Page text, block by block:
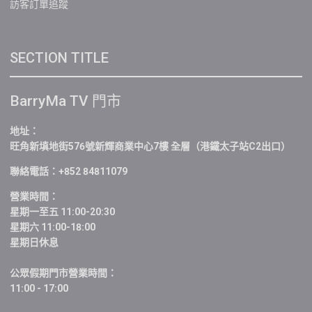
訪客訂單追蹤
SECTION TITLE
BarryMa TV 門市
地址：
旺角新填地街576號新輝商業中心7樓 全層（港鐵太子站C2出口）
聯絡電話：+852 84811079
營業時間：
星期一至五 11:00-20:30
星期六 11:00-18:00
星期日休息
公眾假期門市營業時間：
11:00 - 17:00